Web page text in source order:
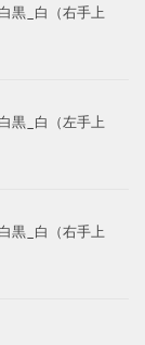
黒_白（右手上
黒_白（左手上
黒_白（右手上